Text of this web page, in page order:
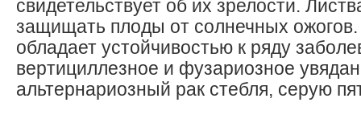
свидетельствует об их зрелости.
защищать плоды от солнечных
обладает устойчивостью к ряду
вертициллезное и фузариозное
альтернариозный рак стебля, серую